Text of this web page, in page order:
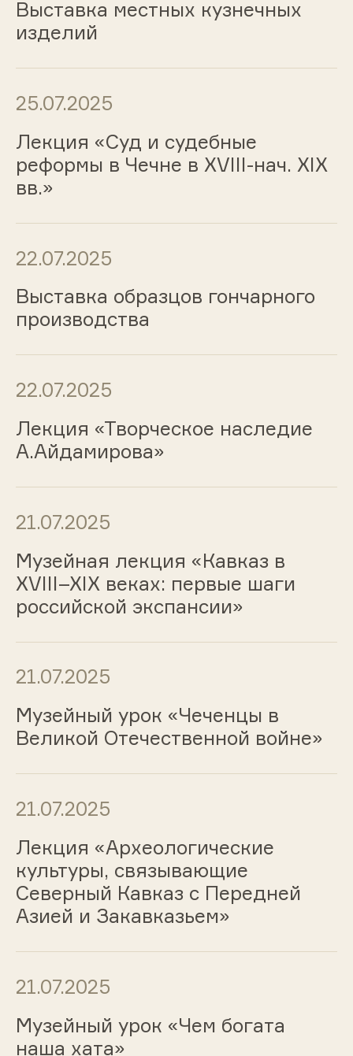
Выставка местных кузнечных
изделий
25.07.2025
Лекция «Суд и судебные
реформы в Чечне в XVIII-нач. XIX
вв.»
22.07.2025
Выставка образцов гончарного
производства
22.07.2025
Лекция «Творческое наследие
А.Айдамирова»
21.07.2025
Музейная лекция «Кавказ в
XVIII–XIX веках: первые шаги
российской экспансии»
21.07.2025
Музейный урок «Чеченцы в
Великой Отечественной войне»
21.07.2025
Лекция «Археологические
культуры, связывающие
Северный Кавказ с Передней
Азией и Закавказьем»
21.07.2025
Музейный урок «Чем богата
наша хата»